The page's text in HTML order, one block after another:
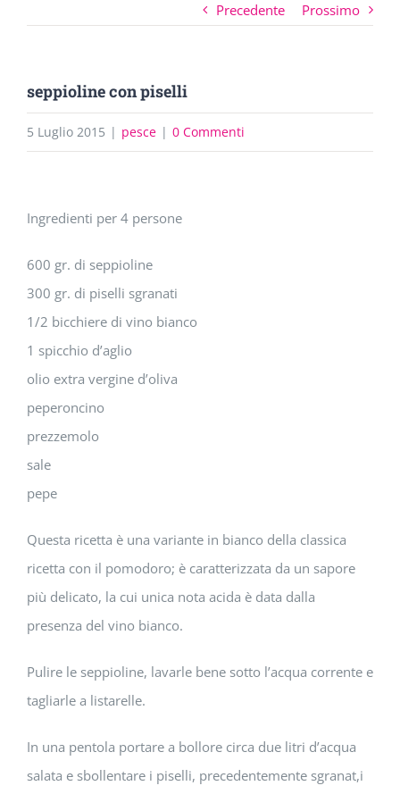
Precedente Prossimo
seppioline con piselli
5 Luglio 2015 | pesce | 0 Commenti
immagine
Ingredienti per 4 persone
600 gr. di seppioline
300 gr. di piselli sgranati
1/2 bicchiere di vino bianco
1 spicchio d’aglio
olio extra vergine d’oliva
peperoncino
prezzemolo
sale
pepe
Questa ricetta è una variante in bianco della classica
ricetta con il pomodoro; è caratterizzata da un sapore
più delicato, la cui unica nota acida è data dalla
presenza del vino bianco.
Pulire le seppioline, lavarle bene sotto l’acqua corrente e
tagliarle a listarelle.
In una pentola portare a bollore circa due litri d’acqua
salata e sbollentare i piselli, precedentemente sgranat,i